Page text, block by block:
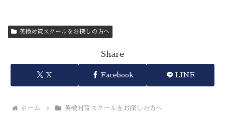
英検対策スクールをお探しの方へ
Share
X Facebook LINE
ホーム 英検対策スクールをお探しの方へ